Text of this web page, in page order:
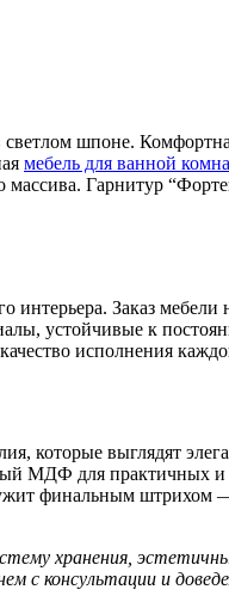
шпоне.
мебель для ванной
массива. Гарнитур
Заказ мебели
устойчивые к
исполнения
которые выглядят
МДФ для
финальным штрихом
хранения,
с консультации и